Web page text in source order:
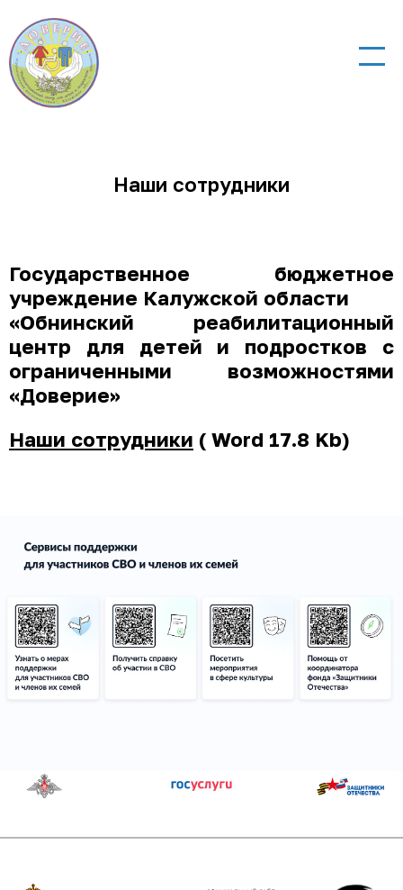
Наши сотрудники
Государственное бюджетное
учреждение Калужской области
«Обнинский реабилитационный
центр для детей и подростков с
ограниченными возможностями
«Доверие»
Наши сотрудники ( Word 17.8 Kb)